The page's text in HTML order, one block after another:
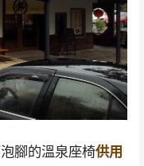
腳的溫泉座椅供用